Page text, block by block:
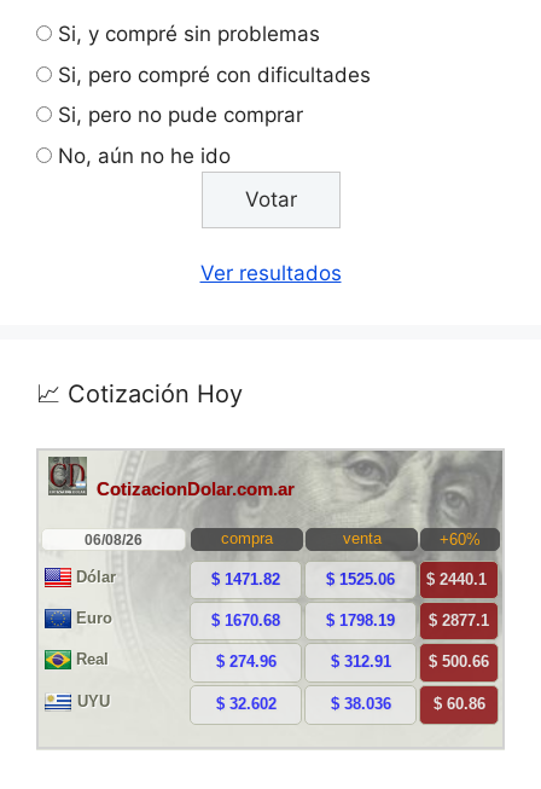
Si, y compré sin problemas
Si, pero compré con dificultades
Si, pero no pude comprar
No, aún no he ido
Ver resultados
📈 Cotización Hoy